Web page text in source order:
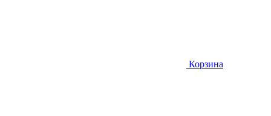
Корзина